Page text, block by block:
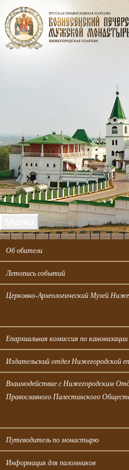
Об обители
Летопись событий
Церковно-Археологический Музей
Епархиальная комиссия по канонизации
Издательский отдел Нижегородской
Взаимодействие с Нижегородским
Православного Палестинского
Путеводитель по монастырю
Информация для паломников